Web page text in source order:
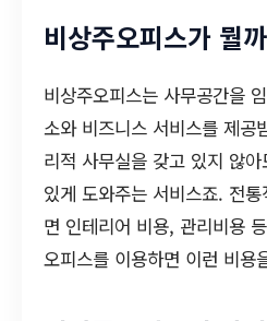
비상주오피스가 뭘
비상주오피스는 사무공간을
소와 비즈니스 서비스를 제공
리적 사무실을 갖고 있지 않
있게 도와주는 서비스죠. 전
면 인테리어 비용, 관리비용
오피스를 이용하면 이런 비용